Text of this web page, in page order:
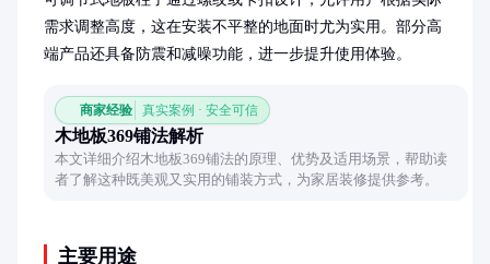
需求调整高度，这在安装不平整的地面时尤为实用。部分高
端产品还具备防震和减噪功能，进一步提升使用体验。
商家经验 真实案例 · 安全可信
木地板369铺法解析
本文详细介绍木地板369铺法的原理、优势及适用场景，帮助读
者了解这种既美观又实用的铺装方式，为家居装修提供参考。
主要用途